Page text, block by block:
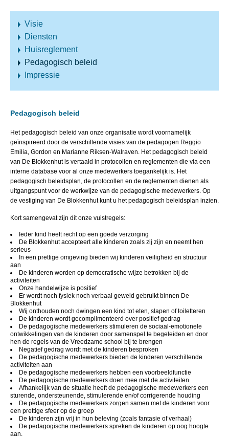
Visie
Diensten
Huisreglement
Pedagogisch beleid
Impressie
Pedagogisch beleid
Het pedagogisch beleid van onze organisatie wordt voornamelijk
geïnspireerd door de verschillende visies van de pedagogen Reggio
Emilia, Gordon en Marianne Riksen-Walraven. Het pedagogisch beleid
van De Blokkenhut is vertaald in protocollen en reglementen die via een
interne database voor al onze medewerkers toegankelijk is. Het
pedagogisch beleidsplan, de protocollen en de reglementen dienen als
uitgangspunt voor de werkwijze van de pedagogische medewerkers. Op
de vestiging van De Blokkenhut kunt u het pedagogisch beleidsplan inzien.
Kort samengevat zijn dit onze vuistregels:
Ieder kind heeft recht op een goede verzorging
De Blokkenhut accepteert alle kinderen zoals zij zijn en neemt hen
serieus
In een prettige omgeving bieden wij kinderen veiligheid en structuur
aan
De kinderen worden op democratische wijze betrokken bij de
activiteiten
Onze handelwijze is positief
Er wordt noch fysiek noch verbaal geweld gebruikt binnen De
Blokkenhut
Wij onthouden noch dwingen een kind tot eten, slapen of toiletteren
De kinderen wordt gecomplimenteerd over positief gedrag
De pedagogische medewerkers stimuleren de sociaal-emotionele
ontwikkelingen van de kinderen door samenspel te begeleiden en door
hen de regels van de Vreedzame school bij te brengen
Negatief gedrag wordt met de kinderen besproken
De pedagogische medewerkers bieden de kinderen verschillende
activiteiten aan
De pedagogische medewerkers hebben een voorbeeldfunctie
De pedagogische medewerkers doen mee met de activiteiten
Afhankelijk van de situatie heeft de pedagogische medewerkers een
sturende, ondersteunende, stimulerende en/of corrigerende houding
De pedagogische medewerkers zorgen samen met de kinderen voor
een prettige sfeer op de groep
De kinderen zijn vrij in hun beleving (zoals fantasie of verhaal)
De pedagogische medewerkers spreken de kinderen op oog hoogte
aan.